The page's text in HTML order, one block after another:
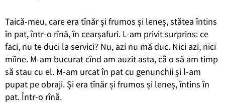
Taică-meu, care era tînăr și frumos și leneș,stăteaîntins
în pat, într-o rînă, în cearșafuri. L-am privit surprins: ce
faci, nu te duci la servici? Nu, azi nu mă duc. Nici azi, nici
mîine. M-am bucurat cînd am auzit asta, că o să am timp
să stau cu el. M-am urcat în pat cu genunchii și l-am
pupat pe obraji. Și era tînăr și frumos și leneș, întins în
pat. Într-o rînă.